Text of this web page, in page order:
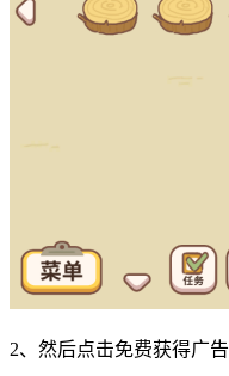
2、然后点击免费获得广告